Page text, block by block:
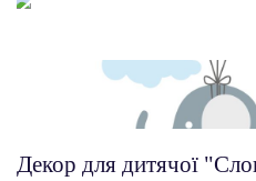
Декор для дитячої